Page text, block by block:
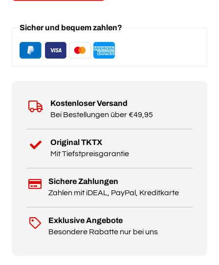
Sicher und bequem zahlen?
Kostenloser Versand
Bei Bestellungen über €49,95
Original TKTX
Mit Tiefstpreisgarantie
Sichere Zahlungen
Zahlen mit iDEAL, PayPal, Kreditkarte
Exklusive Angebote
Besondere Rabatte nur bei uns